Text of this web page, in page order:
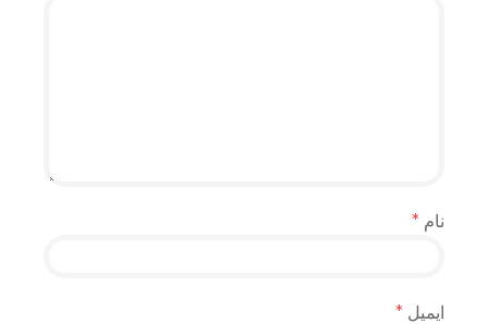
نام *
ایمیل *